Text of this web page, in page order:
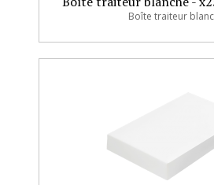
Boîte traiteur